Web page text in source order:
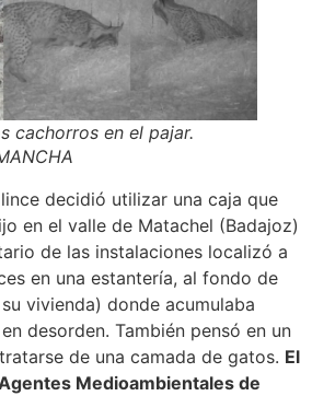
cachorros en el pajar.
decidió utilizar una caja que
en el valle de Matachel (Badajoz)
de las instalaciones localizó a
en una estantería, al fondo de
vivienda) donde acumulaba
desorden. También pensó en un
de una camada de gatos. El
Medioambientales de